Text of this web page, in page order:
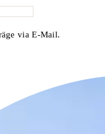
via E-Mail.